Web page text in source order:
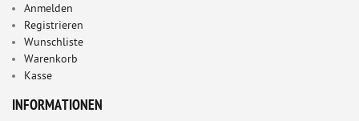
Anmelden
Registrieren
Wunschliste
Warenkorb
Kasse
INFORMATIONEN